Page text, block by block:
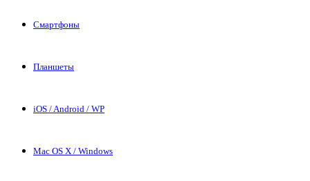
Смартфоны
Планшеты
iOS / Android / WP
Mac OS X / Windows